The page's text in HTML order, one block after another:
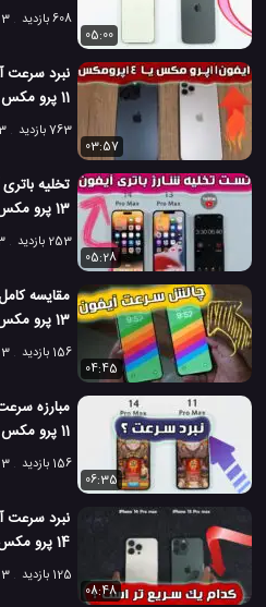
608 بازدید
3 سال پیش
05:00
11 پرو مکس
763 بازدید
3 سال پیش
03:57
13 پرو مکس
253 بازدید
3
05:28
13 پرو مکس
156 بازدید
3 سال پیش
04:45
11 پرو مکس
156 بازدید
3 سال پیش
06:35
14 پرو مکس
125 بازدید
3 سال پیش
08:48